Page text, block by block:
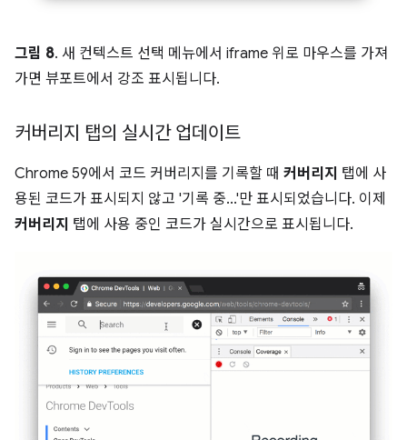
그림 8. 새 컨텍스트 선택 메뉴에서 iframe 위로 마우스를 가져
가면 뷰포트에서 강조 표시됩니다.
커버리지 탭의 실시간 업데이트
Chrome 59에서 코드 커버리지를 기록할 때 커버리지 탭에 사
용된 코드가 표시되지 않고 '기록 중...'만 표시되었습니다. 이제
커버리지 탭에 사용 중인 코드가 실시간으로 표시됩니다.